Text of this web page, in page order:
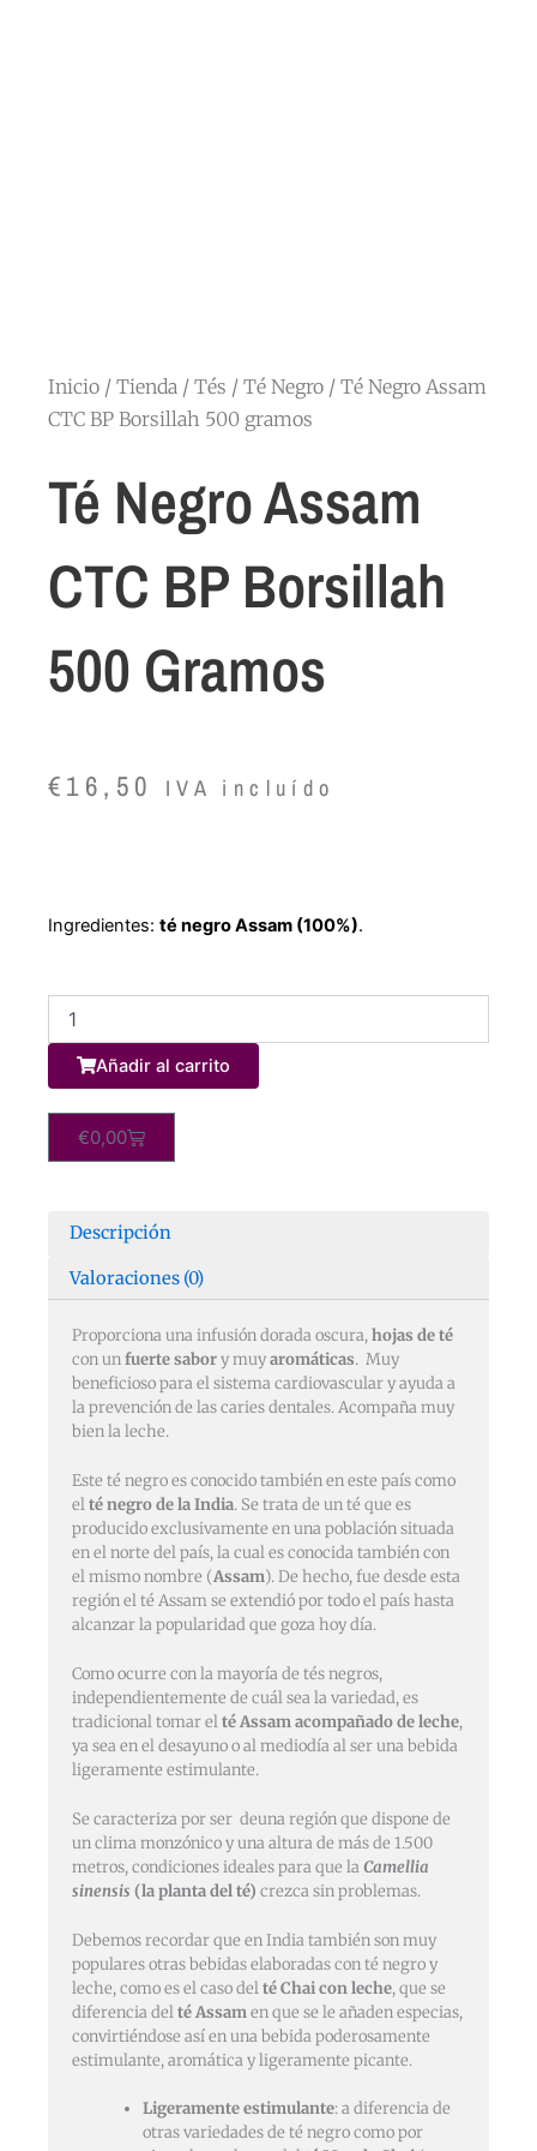
Inicio / Tienda / Tés / Té Negro / Té Negro Assam
CTC BP Borsillah 500 gramos
Té Negro Assam
CTC BP Borsillah
500 Gramos
€16,50 IVA incluído
Ingredientes: té negro Assam (100%).
frutas,
gominolas
gramos
Añadir al carrito
€0,00Carrito
Descripción
Valoraciones (0)
Proporciona una infusión dorada oscura,hojas de té
con unfuerte sabory muyaromáticas. Muy
beneficioso para el sistema cardiovascular y ayuda a
la prevención de las caries dentales. Acompaña muy
bien la leche.
Este té negro es conocido también en este país como
elté negrode la India. Se trata de un té que es
producido exclusivamente en una población situada
en el norte del país, la cual es conocida también con
el mismo nombre (Assam). De hecho, fue desde esta
región el té Assam se extendió por todo el país hasta
alcanzar la popularidad que goza hoy día.
Como ocurre con la mayoría de tés negros,
independientemente de cuál sea la variedad, es
tradicional tomar elté Assam acompañado de leche,
ya sea en el desayuno o al mediodía al ser una bebida
ligeramente estimulante.
Se caracteriza por ser deuna región que dispone de
un clima monzónico y una altura de más de 1.500
metros, condiciones ideales para que laCamellia
sinensis (la planta del té) crezca sin problemas.
Debemos recordar que en India también son muy
populares otras bebidas elaboradas con té negro y
leche, como es el caso delté Chai con leche, que se
diferencia delté Assamen que se le añaden especias,
convirtiéndose así en una bebida poderosamente
estimulante, aromática y ligeramente picante.
Ligeramente estimulante: a diferencia de
otras variedades de té negro como por